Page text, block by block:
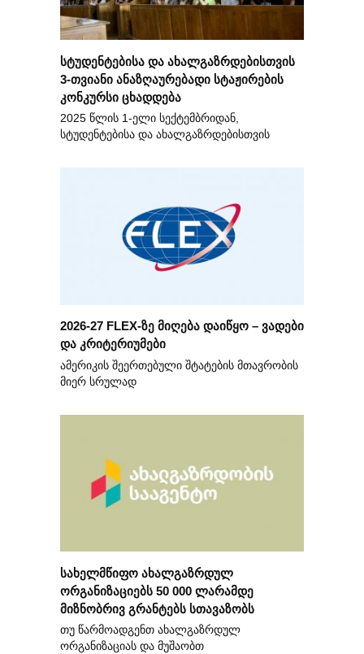
სტუდენტებისა და ახალგაზრდებისთვის
3-თვიანი ანაზღაურებადი სტაჟირების
კონკურსი ცხადდება
2025 წლის 1-ელი სექტემბრიდან,
სტუდენტებისა და ახალგაზრდებისთვის
2026-27 FLEX-ზე მიღება დაიწყო – ვადები
და კრიტერიუმები
ამერიკის შეერთებული შტატების მთავრობის
მიერ სრულად
სახელმწიფო ახალგაზრდულ
ორგანიზაციებს 50 000 ლარამდე
მიზნობრივ გრანტებს სთავაზობს
თუ წარმოადგენთ ახალგაზრდულ
ორგანიზაციას და მუშაობთ